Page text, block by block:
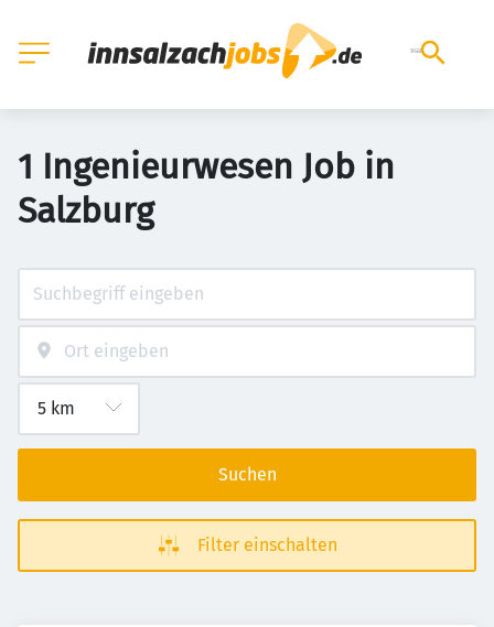
1 Ingenieurwesen Job in
Salzburg
Suchen
Filter einschalten